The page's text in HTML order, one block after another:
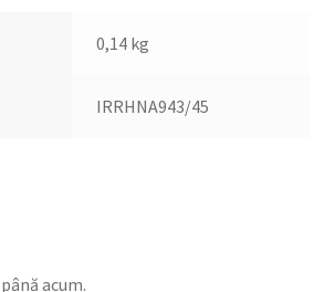
0,14 kg
IRRHNA943/45
acum.